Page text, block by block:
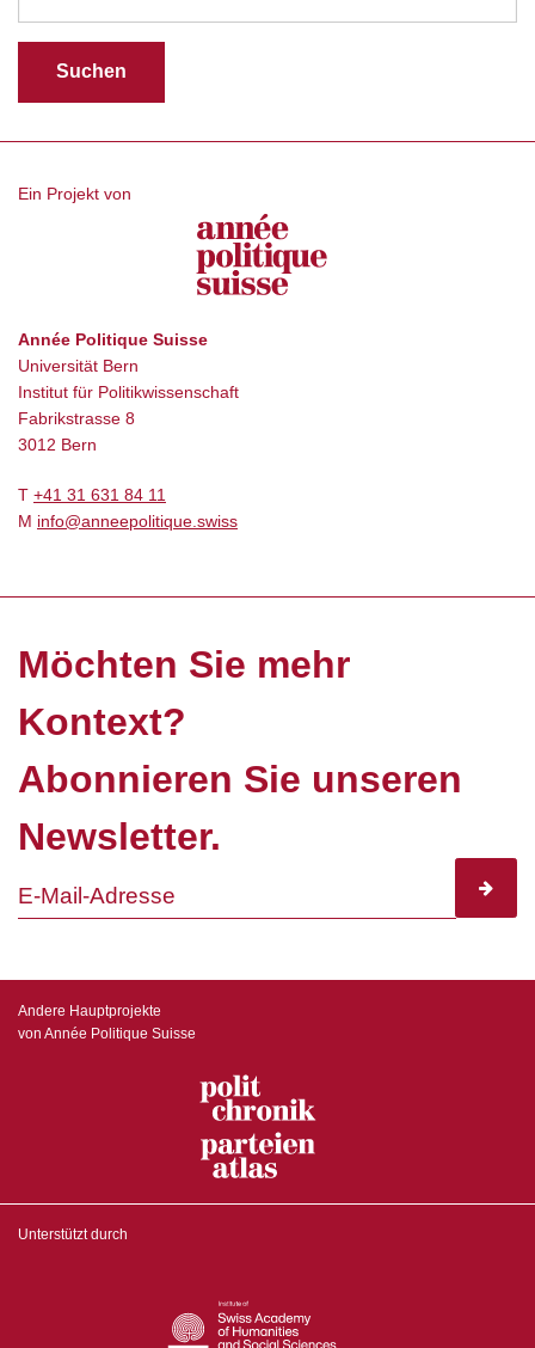
Ein Projekt von
Année Politique Suisse
Universität Bern
Institut für Politikwissenschaft
Fabrikstrasse 8
3012 Bern
T +41 31 631 84 11
M info@anneepolitique.swiss
Möchten Sie mehr
Kontext?
Abonnieren Sie unseren
Newsletter.
Andere Hauptprojekte
von Année Politique Suisse
Unterstützt durch